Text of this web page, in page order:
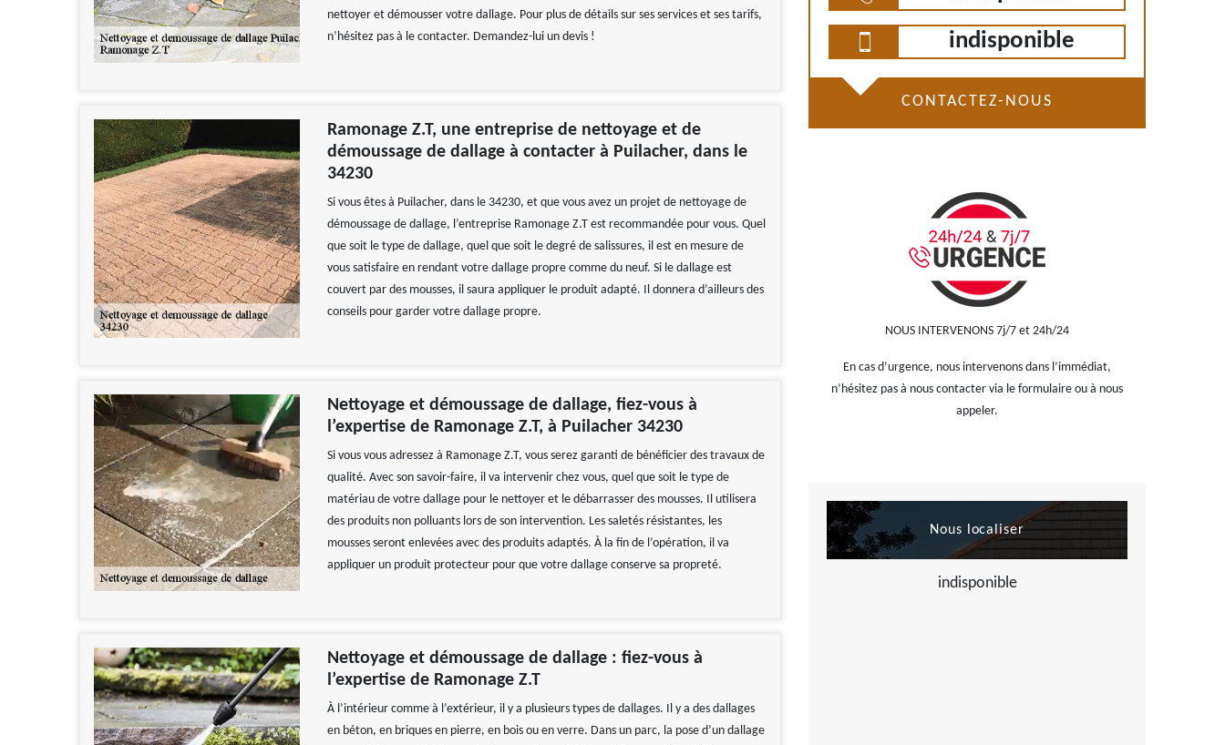
nettoyer et démousser votre dallage. Pour plus de détails sur ses services et ses tarifs,
n’hésitez pas à le contacter. Demandez-lui un devis !
Ramonage Z.T, une entreprise de nettoyage et de
démoussage de dallage à contacter à Puilacher, dans le
34230
Si vous êtes à Puilacher, dans le 34230, et que vous avez un projet de nettoyage de
démoussage de dallage, l’entreprise Ramonage Z.T est recommandée pour vous. Quel
que soit le type de dallage, quel que soit le degré de salissures, il est en mesure de
vous satisfaire en rendant votre dallage propre comme du neuf. Si le dallage est
couvert par des mousses, il saura appliquer le produit adapté. Il donnera d’ailleurs des
conseils pour garder votre dallage propre.
Nettoyage et démoussage de dallage, fiez-vous à
l’expertise de Ramonage Z.T, à Puilacher 34230
Si vous vous adressez à Ramonage Z.T, vous serez garanti de bénéficier des travaux de
qualité. Avec son savoir-faire, il va intervenir chez vous, quel que soit le type de
matériau de votre dallage pour le nettoyer et le débarrasser des mousses. Il utilisera
des produits non polluants lors de son intervention. Les saletés résistantes, les
mousses seront enlevées avec des produits adaptés. À la fin de l’opération, il va
appliquer un produit protecteur pour que votre dallage conserve sa propreté.
Nettoyage et démoussage de dallage : fiez-vous à
l’expertise de Ramonage Z.T
À l’intérieur comme à l’extérieur, il y a plusieurs types de dallages. Il y a des dallages
en béton, en briques en pierre, en bois ou en verre. Dans un parc, la pose d’un dallage
indisponible
CONTACTEZ-NOUS
NOUS INTERVENONS 7j/7 et 24h/24
En cas d’urgence, nous intervenons dans l’immédiat,
n’hésitez pas à nous contacter via le formulaire ou à nous
appeler.
Nous localiser
indisponible